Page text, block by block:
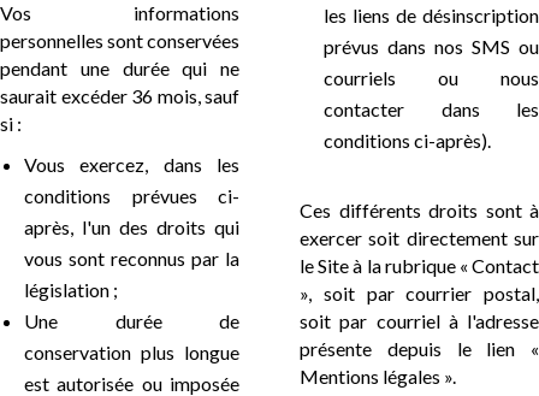
Vos informations
personnelles sont conservées
pendant une durée qui ne
saurait excéder 36 mois, sauf
si :
Vous exercez, dans les
conditions prévues ci-
après, l'un des droits qui
vous sont reconnus par la
législation ;
Une durée de
conservation plus longue
est autorisée ou imposée
les liens de désinscription
prévus dans nos SMS ou
courriels ou nous
contacter dans les
conditions ci-après).
Ces différents droits sont à
exercer soit directement sur
le Site à la rubrique « Contact
», soit par courrier postal,
soit par courriel à l'adresse
présente depuis le lien «
Mentions légales ».